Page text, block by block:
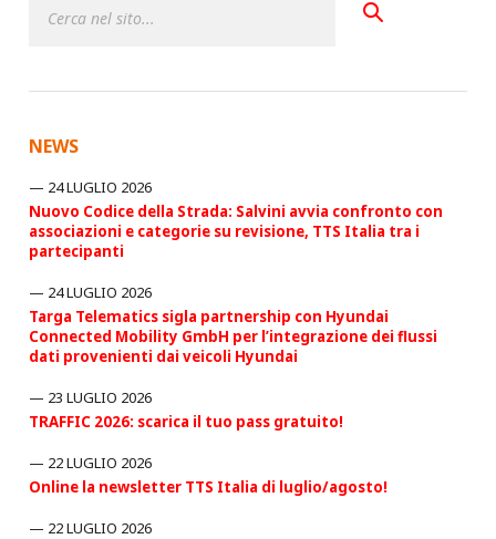
NEWS
24 LUGLIO 2026
Nuovo Codice della Strada: Salvini avvia confronto con
associazioni e categorie su revisione, TTS Italia tra i
partecipanti
24 LUGLIO 2026
Targa Telematics sigla partnership con Hyundai
Connected Mobility GmbH per l’integrazione dei flussi
dati provenienti dai veicoli Hyundai
23 LUGLIO 2026
TRAFFIC 2026: scarica il tuo pass gratuito!
22 LUGLIO 2026
Online la newsletter TTS Italia di luglio/agosto!
22 LUGLIO 2026